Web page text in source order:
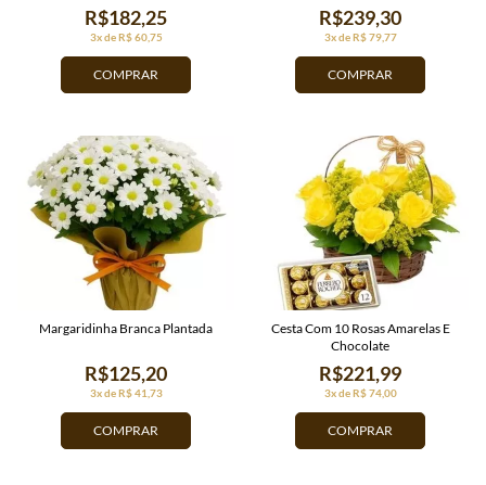
COMPRAR
3x de R$ 60,75
R$182,25
COMPRAR
3x de R$ 79,77
R$239,30
COMPRAR
3x de R$ 41,73
R$125,20
Margaridinha Branca Plantada
COMPRAR
3x de R$ 74,00
R$221,99
Cesta Com 10 Rosas Amarelas E
Chocolate